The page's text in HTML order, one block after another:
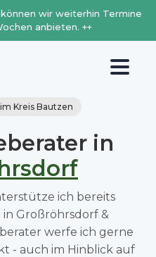
wir weiterhin Termine
anbieten. ++
Kreis Bautzen
in
ich bereits
Großröhrsdorf &
werfe ich gerne
- auch im Hinblick auf